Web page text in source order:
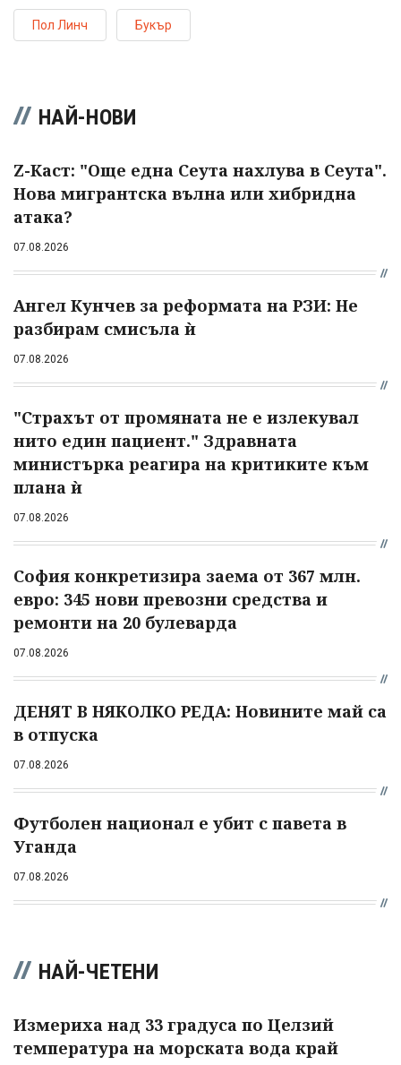
Пол Линч Букър
НАЙ-НОВИ
Z-Каст: "Още една Сеута нахлува в Сеута".
Нова мигрантска вълна или хибридна
атака?
07.08.2026
Ангел Кунчев за реформата на РЗИ: Не
разбирам смисъла ѝ
07.08.2026
"Страхът от промяната не е излекувал
нито един пациент." Здравната
министърка реагира на критиките към
плана ѝ
07.08.2026
София конкретизира заема от 367 млн.
евро: 345 нови превозни средства и
ремонти на 20 булеварда
07.08.2026
ДЕНЯТ В НЯКОЛКО РЕДА: Новините май са
в отпуска
07.08.2026
Футболен национал е убит с павета в
Уганда
07.08.2026
НАЙ-ЧЕТЕНИ
Измериха над 33 градуса по Целзий
температура на морската вода край